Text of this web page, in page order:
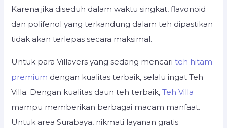
Karena jika diseduh dalam waktu singkat, flavonoid
dan polifenol yang terkandung dalam teh dipastikan
tidak akan terlepas secara maksimal.
Untuk para Villavers yang sedang mencariteh hitam
premium dengan kualitas terbaik, selalu ingat Teh
Villa. Dengan kualitas daun teh terbaik,Teh Villa
mampu memberikan berbagai macam manfaat.
Untuk area Surabaya, nikmati layanan gratis